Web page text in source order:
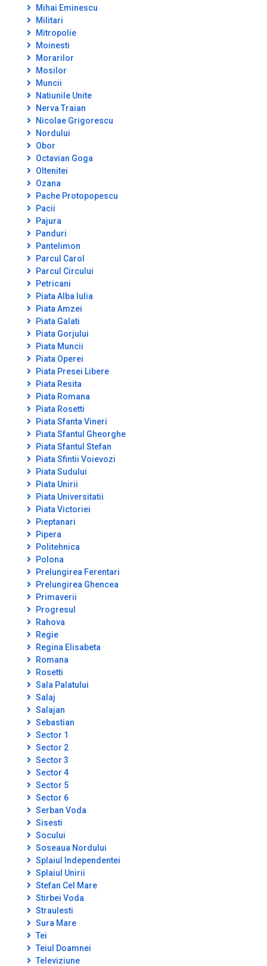
Mihai Eminescu
Militari
Mitropolie
Moinesti
Morarilor
Mosilor
Muncii
Natiunile Unite
Nerva Traian
Nicolae Grigorescu
Nordului
Obor
Octavian Goga
Oltenitei
Ozana
Pache Protopopescu
Pacii
Pajura
Panduri
Pantelimon
Parcul Carol
Parcul Circului
Petricani
Piata Alba Iulia
Piata Amzei
Piata Galati
Piata Gorjului
Piata Muncii
Piata Operei
Piata Presei Libere
Piata Resita
Piata Romana
Piata Rosetti
Piata Sfanta Vineri
Piata Sfantul Gheorghe
Piata Sfantul Stefan
Piata Sfintii Voievozi
Piata Sudului
Piata Unirii
Piata Universitatii
Piata Victoriei
Pieptanari
Pipera
Politehnica
Polona
Prelungirea Ferentari
Prelungirea Ghencea
Primaverii
Progresul
Rahova
Regie
Regina Elisabeta
Romana
Rosetti
Sala Palatului
Salaj
Salajan
Sebastian
Sector 1
Sector 2
Sector 3
Sector 4
Sector 5
Sector 6
Serban Voda
Sisesti
Socului
Soseaua Nordului
Splaiul Independentei
Splaiul Unirii
Stefan Cel Mare
Stirbei Voda
Straulesti
Sura Mare
Tei
Teiul Doamnei
Televiziune